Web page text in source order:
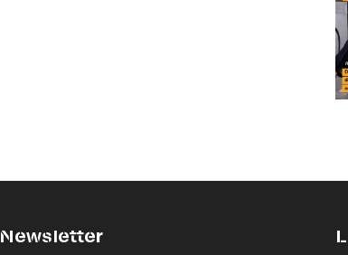
Newsletter